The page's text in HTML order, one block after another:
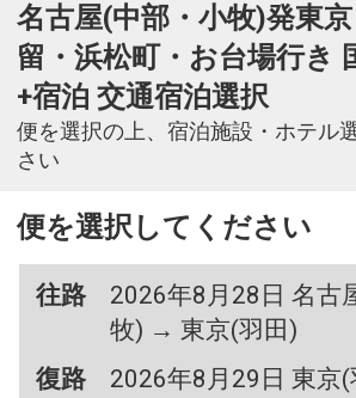
名古屋(中部・小牧)発東
留・浜松町・お台場行き
+宿泊 交通宿泊選択
便を選択の上、宿泊施設・ホテル
さい
便を選択してください
往路
2026年8月28日 名古
牧) → 東京(羽田)
復路
2026年8月29日 東京